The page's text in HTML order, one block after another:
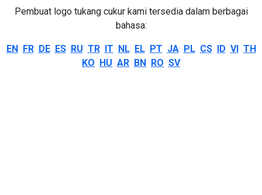
Pembuat logo tukang cukur kami tersedia dalam berbagai
bahasa:
EN FR DE ES RU TR IT NL EL PT JA PL CS ID VI TH
KO HU AR BN RO SV